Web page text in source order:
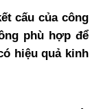
cấu của công
phù hợp để
hiệu quả kinh